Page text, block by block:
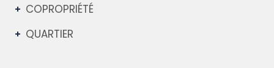
COPROPRIÉTÉ
QUARTIER